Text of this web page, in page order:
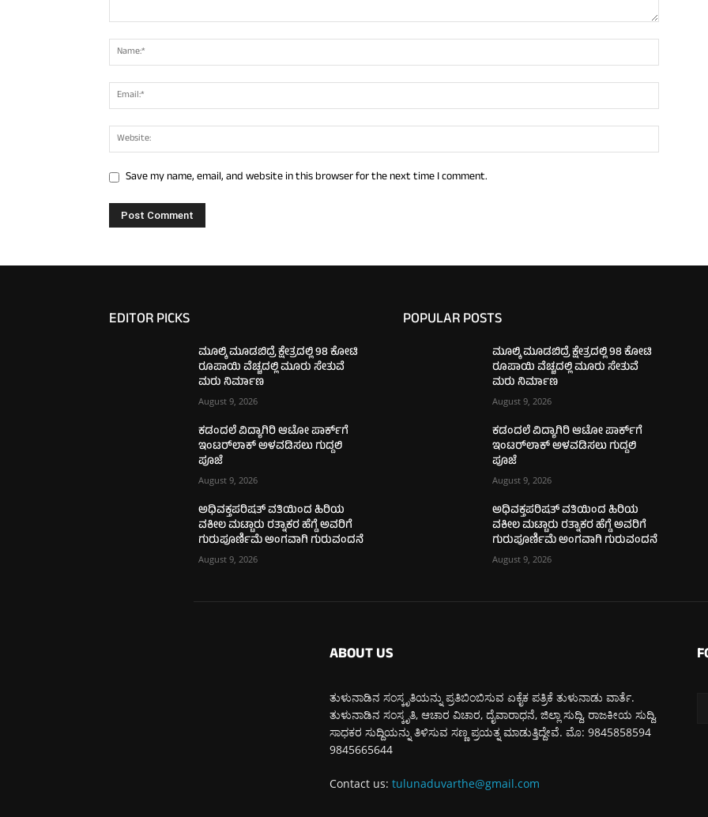
Save my name, email, and website in this browser for the next time I comment.
EDITOR PICKS
ಮೂಲ್ಕಿ ಮೂಡಬಿದ್ರೆ ಕ್ಷೇತ್ರದಲ್ಲಿ 98 ಕೋಟಿ
ರೂಪಾಯಿ ವೆಚ್ಚದಲ್ಲಿ ಮೂರು ಸೇತುವೆ
ಮರು ನಿರ್ಮಾಣ
August 9, 2026
ಕಡಂದಲೆ ವಿದ್ಯಾಗಿರಿ ಆಟೋ ಪಾರ್ಕ್‌ಗೆ
ಇಂಟರ್‌ಲಾಕ್ ಅಳವಡಿಸಲು ಗುದ್ದಲಿ
ಪೂಜೆ
August 9, 2026
ಅಧಿವಕ್ತಪರಿಷತ್ ವತಿಯಿಂದ ಹಿರಿಯ
ವಕೀಲ ಮಟ್ಟಾರು ರತ್ನಾಕರ ಹೆಗ್ಡೆ ಅವರಿಗೆ
ಗುರುಪೂರ್ಣಿಮೆ ಅಂಗವಾಗಿ ಗುರುವಂದನೆ
August 9, 2026
POPULAR POSTS
ಮೂಲ್ಕಿ ಮೂಡಬಿದ್ರೆ ಕ್ಷೇತ್ರದಲ್ಲಿ 98 ಕೋಟಿ
ರೂಪಾಯಿ ವೆಚ್ಚದಲ್ಲಿ ಮೂರು ಸೇತುವೆ
ಮರು ನಿರ್ಮಾಣ
August 9, 2026
ಕಡಂದಲೆ ವಿದ್ಯಾಗಿರಿ ಆಟೋ ಪಾರ್ಕ್‌ಗೆ
ಇಂಟರ್‌ಲಾಕ್ ಅಳವಡಿಸಲು ಗುದ್ದಲಿ
ಪೂಜೆ
August 9, 2026
ಅಧಿವಕ್ತಪರಿಷತ್ ವತಿಯಿಂದ ಹಿರಿಯ
ವಕೀಲ ಮಟ್ಟಾರು ರತ್ನಾಕರ ಹೆಗ್ಡೆ ಅವರಿಗೆ
ಗುರುಪೂರ್ಣಿಮೆ ಅಂಗವಾಗಿ ಗುರುವಂದನೆ
August 9, 2026
ABOUT US
ತುಳುನಾಡಿನ ಸಂಸ್ಕೃತಿಯನ್ನು ಪ್ರತಿಬಿಂಬಿಸುವ ಏಕೈಕ ಪತ್ರಿಕೆ ತುಳುನಾಡು ವಾರ್ತೆ.
ತುಳುನಾಡಿನ ಸಂಸ್ಕೃತಿ, ಆಚಾರ ವಿಚಾರ, ದೈವಾರಾಧನೆ, ಜಿಲ್ಲಾ ಸುದ್ದಿ, ರಾಜಕೀಯ ಸುದ್ದಿ,
ಸಾಧಕರ ಸುದ್ದಿಯನ್ನು ತಿಳಿಸುವ ಸಣ್ಣ ಪ್ರಯತ್ನ ಮಾಡುತ್ತಿದ್ದೇವೆ. ಮೊ: 9845858594
9845665644
Contact us: tulunaduvarthe@gmail.com